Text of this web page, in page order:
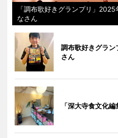
「調布歌好きグランプリ」
なさん
調布歌好きグラ
さん
「深大寺食文化